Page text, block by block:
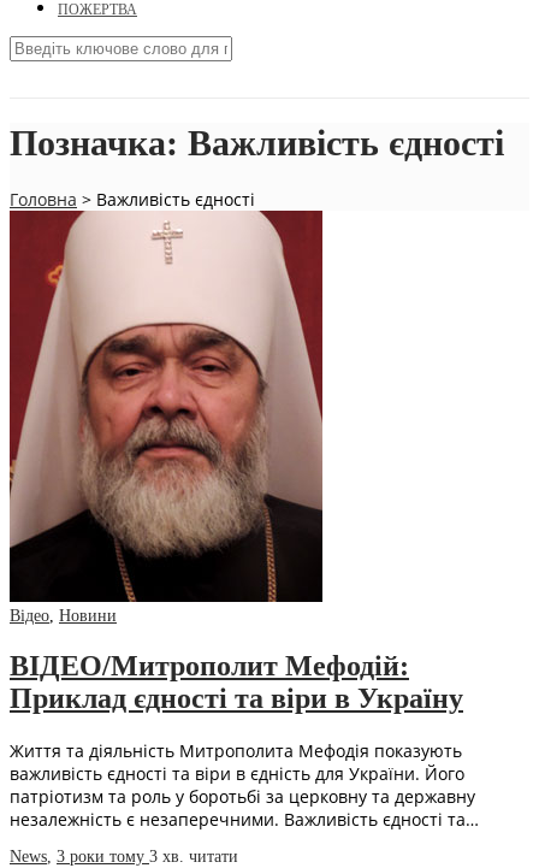
ПОЖЕРТВА
Позначка: Важливість єдності
Головна > Важливість єдності
Відео, Новини
ВІДЕО/Митрополит Мефодій:
Приклад єдності та віри в Україну
Життя та діяльність Митрополита Мефодія показують
важливість єдності та віри в єдність для України. Його
патріотизм та роль у боротьбі за церковну та державну
незалежність є незаперечними. Важливість єдності та…
News, 3 роки тому 3 хв. читати